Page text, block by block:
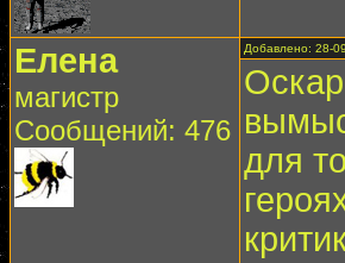
Елена
магистр
Сообщений: 476
Добавлено: 28-
для